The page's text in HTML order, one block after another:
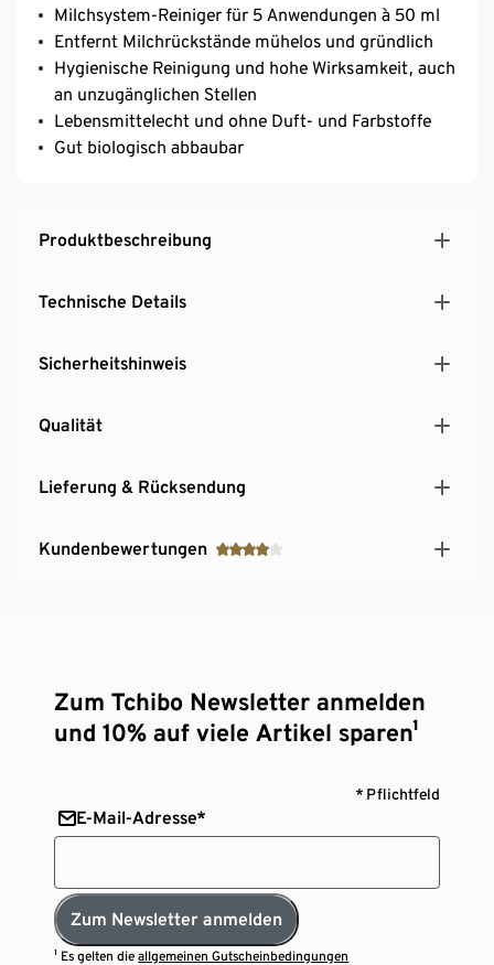
Milchsystem-Reiniger für 5 Anwendungen à 50 ml​
Entfernt Milchrückstände mühelos und gründlich​
Hygienische Reinigung und hohe Wirksamkeit, auch
an unzugänglichen Stellen​
Lebensmittelecht und ohne Duft- und Farbstoffe​
Gut biologisch abbaubar​
Produktbeschreibung
Technische Details
Sicherheitshinweis
Qualität
Lieferung & Rücksendung
Kundenbewertungen
Zum Tchibo Newsletter anmelden
und 10% auf viele Artikel sparen¹
* Pflichtfeld
E-Mail-Adresse*
Zum Newsletter anmelden
¹ Es gelten dieallgemeinen Gutscheinbedingungen